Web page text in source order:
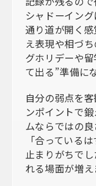
シャドーイン
通り道が開く
え表現や相づ
グホリデーや
て出る”準備に
自分の弱点を
ンポイントで
ムならではの
「合っている
止まりがちで
れる場面が増え